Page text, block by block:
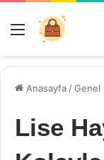
Menü
Anasayfa /Genel
Lise